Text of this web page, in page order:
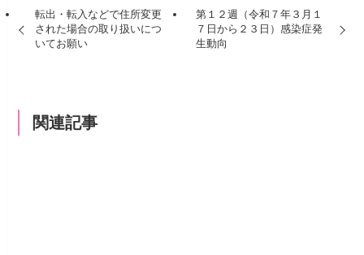
転出・転入などで住所変更
された場合の取り扱いにつ
いてお願い
第１２週（令和７年３月１
７日から２３日）感染症発
生動向
関連記事